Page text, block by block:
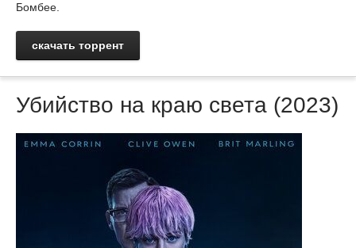
Бомбее.
скачать торрент
Убийство на краю света (2023)